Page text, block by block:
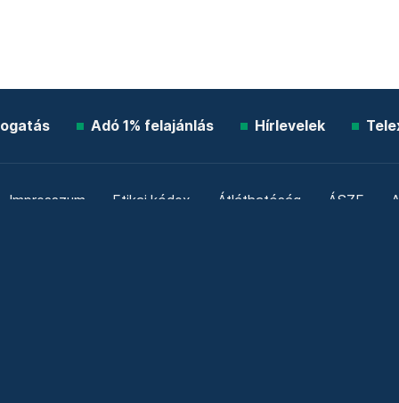
Adó 1% felajánlás Hírlevelek
Impresszum Etikai kódex Átláthatóság ÁSZF